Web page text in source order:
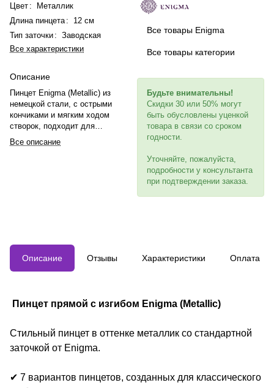
Цвет :
Металлик
Длина пинцета :
12 см
Тип заточки : Заводская
Все характеристики
Описание
Пинцет Enigma (Metallic) из
немецкой стали, с оcтрыми
кончиками и мягким ходом
створок, подходит для
классического и объемного
наращивания. Имеет лаконичный
Все описание
Все товары Enigma
Все товары категории
Будьте внимательны!
Скидки 30 или 50% могут
быть обусловлены уценкой
товара в связи со сроком
годности.
Уточняйте, пожалуйста,
подробности у консультанта
при подтверждении заказа.
Описание Отзывы Характеристики Оплата
Пинцет прямой с изгибом Enigma (Metallic)
Cтильный пинцет в оттенке металлик со стандартной
заточкой от Enigma.
✔ 7 вариантов пинцетов, созданных для классического